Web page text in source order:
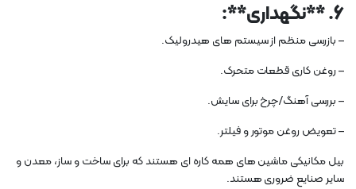
6. **نگهداری**:
– بازرسی منظم از سیستم های هیدرولیک.
– روغن کاری قطعات متحرک.
– بررسی آهنگ/چرخ برای سایش.
– تعویض روغن موتور و فیلتر.
بیل مکانیکی ماشین های همه کاره ای هستند که برای ساخت و ساز، معدن و
سایر صنایع ضروری هستند.